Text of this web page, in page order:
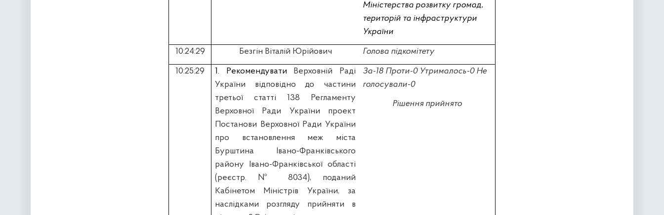
Міністерства розвитку громад,
територій та інфраструктури
України
10:24:29 Безгін Віталій Юрійович Голова підкомітету
10:25:29 1. Рекомендувати
Верховній Раді
України відповідно до частини
третьої статті 138 Регламенту
Верховної Ради України проект
Постанови Верховної Ради України
про
встановлення меж міста
Бурштина Івано-Франківського
району Івано-Франківської області
(реєстр. № 8034), поданий
Кабінетом Міністрів України, за
наслідками розгляду прийняти в
За-18 Проти-0 Утрималось-0 Не
голосували-0
Рішення прийнято